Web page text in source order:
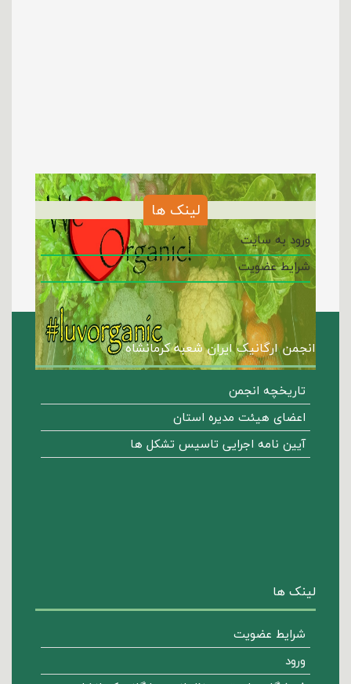
لینک ها
ورود به سایت
شرایط عضویت
انجمن ارگانیک ایران شعبه کرمانشاه
تاریخچه انجمن
اعضای هیئت مدیره استان
آیین نامه اجرایی تاسیس تشکل ها
لینک ها
شرایط عضویت
ورود